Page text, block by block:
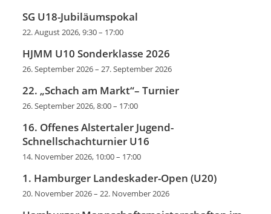
SG U18-Jubiläumspokal
22. August 2026, 9:30– 17:00
HJMM U10 Sonderklasse 2026
26. September 2026–27. September 2026
22. „Schach am Markt“– Turnier
26. September 2026, 8:00– 17:00
16. Offenes Alstertaler Jugend-
Schnellschachturnier U16
14. November 2026, 10:00– 17:00
1. Hamburger Landeskader-Open (U20)
20. November 2026–22. November 2026